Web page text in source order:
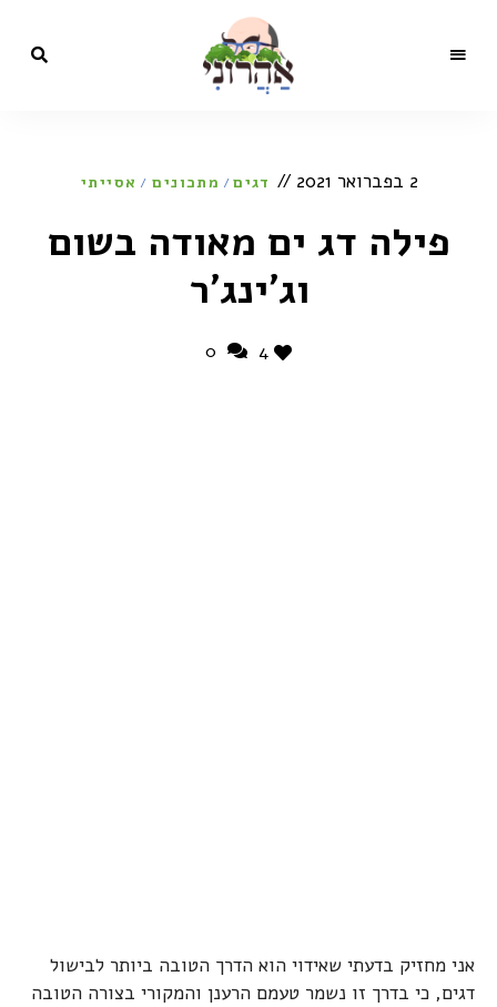
הקולינריה
של השף
ישראל
אהרוני
טלוויזיה
של
2 בפברואר 2021 דגים/ מתכונים / אסייתי
פילה דג ים מאודה בשום
וג'ינג'ר
4
אני מחזיק בדעתי שאידוי הוא הדרך הטובה ביותר לבישול
דגים, כי בדרך זו נשמר טעמם הרענן והמקורי בצורה הטובה